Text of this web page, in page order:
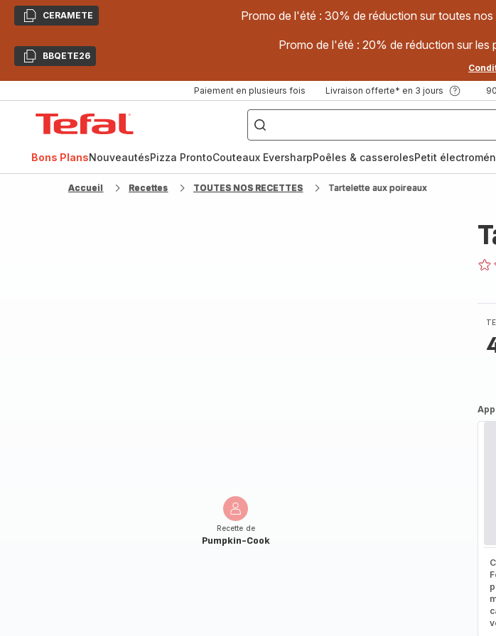
CopierCERAMETE Promo de l'été : 30% de réduction sur toutes
CopierBBQETE26
Promo de l'été : 20% de réduction sur les
Paiement en plusieurs fois Livraison offerte* en 3 jours
["Poêles
inox,
Cake
Factory,
Bons PlansNouveautésPizza ProntoCouteaux EversharpPoêles & casserolesPetit
Accueil Recettes TOUTES NOS RECETTES Tartelette aux poireaux
Recette de
Pumpkin-Cook